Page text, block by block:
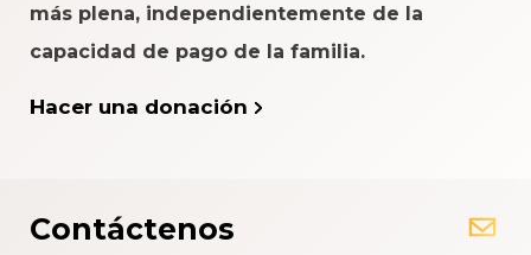
más plena, independientemente de la
capacidad de pago de la familia.
Hacer una donación
Contáctenos